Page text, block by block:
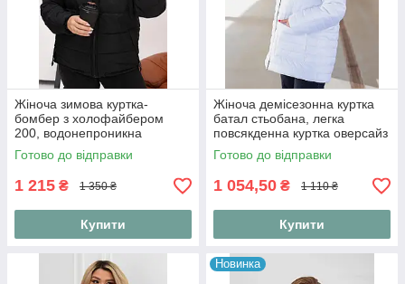
Жіноча зимова куртка-
бомбер з холофайбером
200, водонепроникна
плащівка 52-54
Готово до відправки
1 215 ₴ 1 350 ₴
Купити
Жіноча демісезонна куртка
батал стьобана, легка
повсякденна куртка оверсайз
довжиною 80 см на блискавці
"Print Line", розміри 48-6
Готово до відправки
1 054,50 ₴ 1 110 ₴
Купити
Новинка